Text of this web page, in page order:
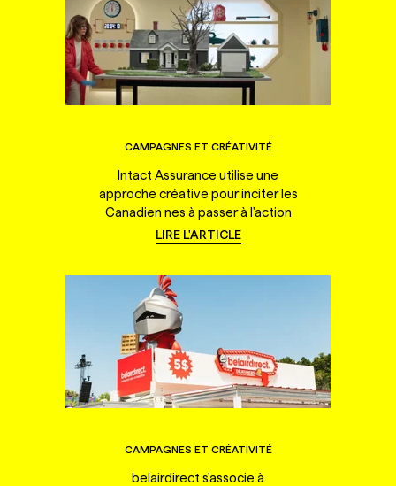
CAMPAGNES ET CRÉATIVITÉ
Intact Assurance utilise une
approche créative pour inciter les
Canadien·nes à passer à l'action
LIRE L'ARTICLE
CAMPAGNES ET CRÉATIVITÉ
belairdirect s'associe à